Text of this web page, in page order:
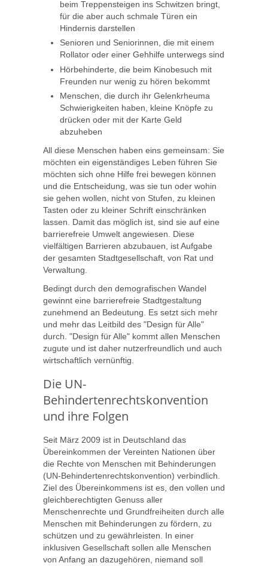
beim Treppensteigen ins Schwitzen bringt,
für die aber auch schmale Türen ein
Hindernis darstellen
Senioren und Seniorinnen, die mit einem
Rollator oder einer Gehhilfe unterwegs sind
Hörbehinderte, die beim Kinobesuch mit
Freunden nur wenig zu hören bekommt
Menschen, die durch ihr Gelenkrheuma
Schwierigkeiten haben, kleine Knöpfe zu
drücken oder mit der Karte Geld
abzuheben
All diese Menschen haben eins gemeinsam: Sie
möchten ein eigenständiges Leben führen Sie
möchten sich ohne Hilfe frei bewegen können
und die Entscheidung, was sie tun oder wohin
sie gehen wollen, nicht von Stufen, zu kleinen
Tasten oder zu kleiner Schrift einschränken
lassen. Damit das möglich ist, sind sie auf eine
barrierefreie Umwelt angewiesen. Diese
vielfältigen Barrieren abzubauen, ist Aufgabe
der gesamten Stadtgesellschaft, von Rat und
Verwaltung.
Bedingt durch den demografischen Wandel
gewinnt eine barrierefreie Stadtgestaltung
zunehmend an Bedeutung. Es setzt sich mehr
und mehr das Leitbild des "Design für Alle"
durch. "Design für Alle" kommt allen Menschen
zugute und ist daher nutzerfreundlich und auch
wirtschaftlich vernünftig.
Die UN-
Behindertenrechtskonvention
und ihre Folgen
Seit März 2009 ist in Deutschland das
Übereinkommen der Vereinten Nationen über
die Rechte von Menschen mit Behinderungen
(UN-Behindertenrechtskonvention) verbindlich.
Ziel des Übereinkommens ist es, den vollen und
gleichberechtigten Genuss aller
Menschenrechte und Grundfreiheiten durch alle
Menschen mit Behinderungen zu fördern, zu
schützen und zu gewährleisten. In einer
inklusiven Gesellschaft sollen alle Menschen
von Anfang an dazugehören, niemand soll